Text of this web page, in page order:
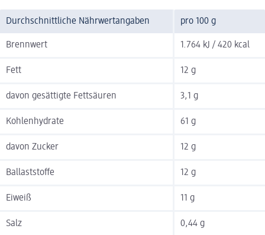
Durchschnittliche Nährwertangaben pro 100 g
Brennwert 1.764 kJ / 420 kcal
Fett 12 g
davon gesättigte Fettsäuren 3,1 g
Kohlenhydrate 61 g
davon Zucker 12 g
Ballaststoffe 12 g
Eiweiß 11 g
Salz 0,44 g